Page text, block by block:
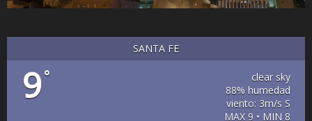
SANTA FE
9°
clear sky
88% humedad
viento: 3m/s S
MAX 9 • MIN 8